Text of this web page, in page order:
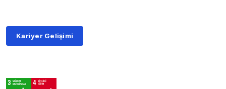
Kariyer Gelişimi